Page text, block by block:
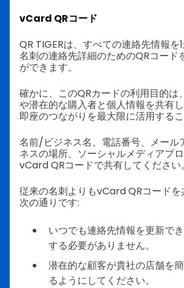
vCard QRコード
QR TIGERは、すべての連絡先情報を1
名刺の連絡先詳細のためのQRコード
ができます。
確かに、このQRカードの利用目的は
や潜在的な購入者と個人情報を共有
即座のつながりを最大限に活用するこ
名前/ビジネス名、電話番号、メール
ネスの場所、ソーシャルメディアプ
vCard QRコードで共有してください。
従来の名刺よりもvCard QRコードを
次の通りです:
いつでも連絡先情報を更新で
する必要がありません。
潜在的な顧客が貴社の店舗を
るようにしてください。